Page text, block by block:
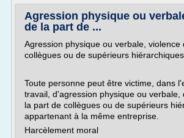
Agression physique ou
de la part de ...
Agression physique ou verbale, violence
collègues ou de supérieurs
Toute personne peut être victime, dans
travail, d'agression physique ou verbale,
la part de collègues ou de supérieurs
appartenant à la même entreprise.
Harcèlement moral